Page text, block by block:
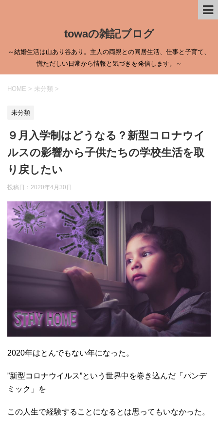
towaの雑記ブログ
～結婚生活は山あり谷あり。主人の両親との同居生活、仕事と子育て、
慌ただしい日常から情報と気づきを発信します。～
HOME > 未分類 >
未分類
９月入学制はどうなる？新型コロナウイ
ルスの影響から子供たちの学校生活を取
り戻したい
投稿日： 2020年4月30日
2020年はとんでもない年になった。
”新型コロナウイルス”という世界中を巻き込んだ「パンデ
ミック」を
この人生で経験することになるとは思ってもいなかった。